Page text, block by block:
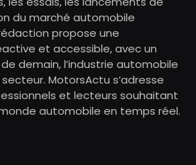
du marché automobile
propose une
et accessible, avec un
demain, l’industrie automobile
MotorsActu s’adresse
et lecteurs souhaitant
automobile en temps réel.